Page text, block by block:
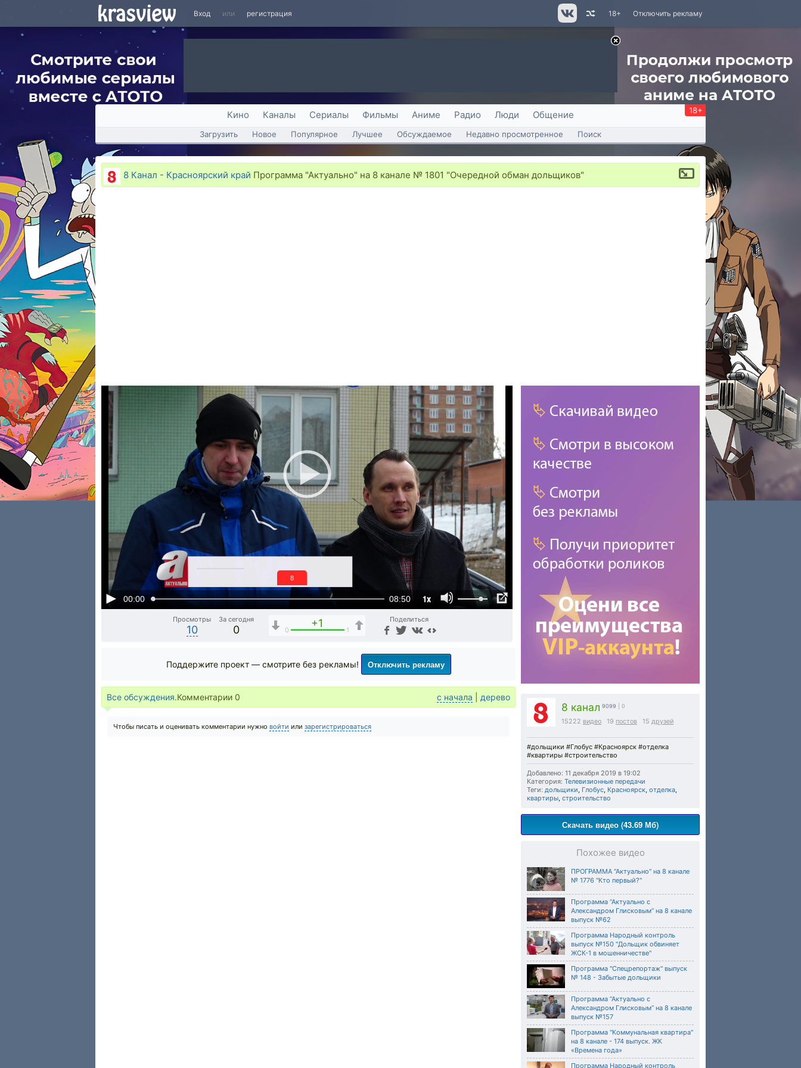
Вход или регистрация Отключить рекламу
18+
Кино Каналы Сериалы Фильмы Аниме Радио Люди Общение 18+
Загрузить Новое Популярное Лучшее Обсуждаемое Недавно просмотренное Поиск
8 Канал - Красноярский край Программа "Актуально" на 8 канале № 1801 "Очередной обман дольщиков"
00:00 08:50 1x
7
Просмотры
10
За сегодня
0
+1
0 1
Поделиться
8 канал 9099 | 0
15222 видео 19 постов 15 друзей
#дольщики #Глобус #Красноярск #отделка
#квартиры #строительство
Добавлено: 11 декабря 2019 в 19:02
Категория: Телевизионные передачи
Теги: дольщики, Глобус, Красноярск, отделка,
квартиры, строительство
Скачать видео (43.69 Мб)
Похожее видео
ПРОГРАММА "Актуально" на 8 канале
№ 1776 "Кто первый?"
Программа “Актуально с
Александром Глисковым“ на 8 канале
выпуск №62
Программа Народный контроль
выпуск №150 "Дольщик обвиняет
ЖСК-1 в мошенничестве"
Программа "Спецрепортаж" выпуск
№ 148 - Забытые дольщики
Программа “Актуально с
Александром Глисковым“ на 8 канале
выпуск №157
Программа "Коммунальная квартира"
на 8 канале - 174 выпуск. ЖК
«Времена года»
Программа Народный контроль
Поддержите проект — смотрите без рекламы! Отключить рекламу
Все обсуждения.Комментарии 0 с начала дерево
Чтобы писать и оценивать комментарии нужно войти или зарегистрироваться